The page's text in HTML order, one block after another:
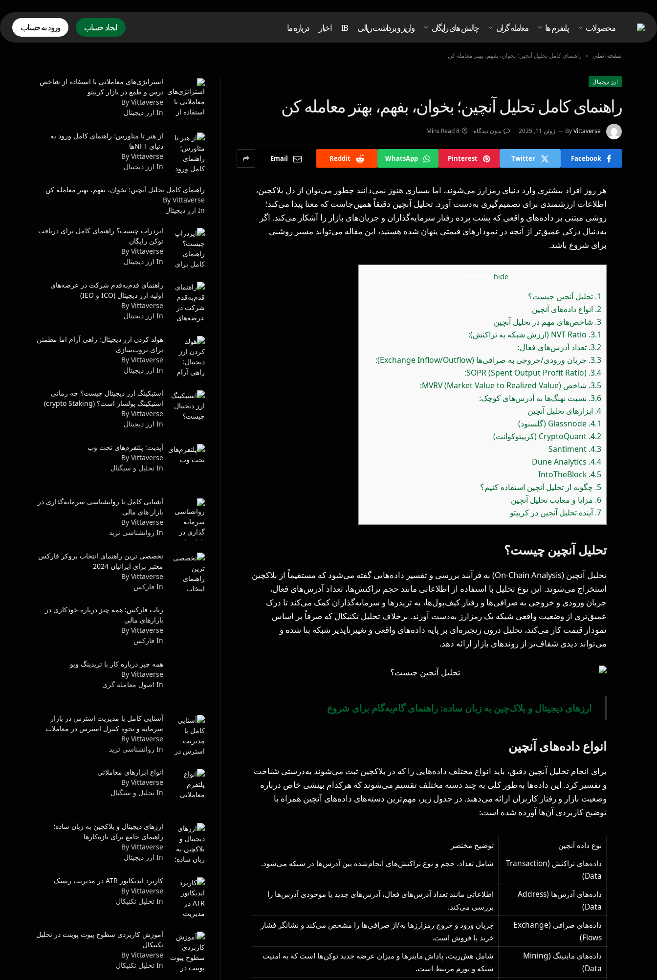
محصولات پلتفرم ها معامله گران چالش های رایگان واریز و برداشت ریالی IB اخبار درباره ما ایجاد حساب ورود به حساب
صفحه اصلی » راهنمای کامل تحلیل آنچین؛ بخوان، بفهم، بهتر معامله کن
ارز دیجیتال
راهنمای کامل تحلیل آنچین؛ بخوان، بفهم، بهتر معامله کن
ByVittaverse ژوئن 11, 2025 بدون دیدگاه 8 Mins Read
Facebook
Twitter
Pinterest
WhatsApp
Reddit
Email
هر روز افراد بیشتری وارد دنیای رمزارز می‌شوند، اما بسیاری هنوز نمی‌دانند چطور می‌توان از دل بلاکچین،
اطلاعات ارزشمندی برای تصمیم‌گیری به‌دست آورد. تحلیل آنچین دقیقاً همین‌جاست که معنا پیدا می‌کند؛
روشی مبتنی بر داده‌های واقعی که پشت پرده رفتار سرمایه‌گذاران و جریان‌های بازار را آشکار می‌کند. اگر
به‌دنبال درکی عمیق‌تر از آنچه در نمودارهای قیمتی پنهان شده هستید، این مقاله می‌تواند مسیر روشنی
برای شروع باشد.
hide]
1. تحلیل آنچین چیست؟
2. انواع داده‌های آنچین
3. شاخص‌های مهم در تحلیل آنچین
3.1.
3.2. تعداد آدرس‌های فعال:
3.3. جریان ورودی/خروجی به صرافی‌ها (Exchange Inflow/Outflow):
3.4.
3.5. شاخص MVRV (Market Value to Realized Value):
3.6. نسبت نهنگ‌ها به آدرس‌های کوچک:
4. ابزارهای تحلیل آنچین
4.1.
4.2.
4.3.
4.4.
4.5.
5. چگونه از تحلیل آنچین استفاده کنیم؟
6. مزایا و معایب تحلیل آنچین
7. آینده تحلیل آنچین در کریپتو
تحلیل آنچین چیست؟
تحلیل آنچین (On-Chain Analysis) به فرآیند بررسی و تفسیر داده‌هایی گفته می‌شود که مستقیماً از بلاکچین
استخراج می‌شوند. این نوع تحلیل با استفاده از اطلاعاتی مانند حجم تراکنش‌ها، تعداد آدرس‌های فعال،
جریان ورودی و خروجی به صرافی‌ها و رفتار کیف‌پول‌ها، به تریدرها و سرمایه‌گذاران کمک می‌کند تا درک
عمیق‌تری از وضعیت واقعی شبکه یک رمزارز به‌دست آورند. برخلاف تحلیل تکنیکال که صرفاً بر اساس
نمودار قیمت کار می‌کند، تحلیل درون زنجیره‌ای بر پایه داده‌های واقعی و تغییرناپذیر شبکه بنا شده و
می‌تواند دیدی شفاف‌تر از روندهای بازار ارائه دهد.
ارزهای دیجیتال و بلاک‌چین به زبان ساده: راهنمای گام‌به‌گام برای شروع
انواع داده‌های آنچین
برای انجام تحلیل آنچین دقیق، باید انواع مختلف داده‌هایی را که در بلاکچین ثبت می‌شوند به‌درستی شناخت
و تفسیر کرد. این داده‌ها به‌طور کلی به چند دسته مختلف تقسیم می‌شوند که هرکدام بینشی خاص درباره
وضعیت بازار و رفتار کاربران ارائه می‌دهند. در جدول زیر، مهم‌ترین دسته‌های داده‌های آنچین همراه با
توضیح کاربردی آن‌ها آورده شده است:
نوع داده آنچین
توضیح مختصر
داده‌های تراکنش (Transaction
Data)
شامل تعداد، حجم و نوع تراکنش‌های انجام‌شده بین آدرس‌ها در شبکه می‌شود.
داده‌های آدرس‌ها (Address
Data)
اطلاعاتی مانند تعداد آدرس‌های فعال، آدرس‌های جدید یا موجودی آدرس‌ها را
بررسی می‌کند.
داده‌های صرافی (Exchange
Flows)
جریان ورود و خروج رمزارزها به/از صرافی‌ها را مشخص می‌کند و نشانگر فشار
خرید یا فروش است.
داده‌های ماینینگ (Mining
Data)
شامل هش‌ریت، پاداش ماینرها و میزان عرضه جدید توکن‌ها است که به امنیت
شبکه و تورم مرتبط است.
استراتژی‌های معاملاتی با استفاده از شاخص
ترس و طمع در بازار کریپتو
By Vittaverse
In ارز دیجیتال
از هنر تا متاورس؛ راهنمای کامل ورود به
دنیای NFTها
By Vittaverse
In ارز دیجیتال
راهنمای کامل تحلیل آنچین؛ بخوان، بفهم، بهتر معامله کن
By Vittaverse
In ارز دیجیتال
ایردراپ چیست؟ راهنمای کامل برای دریافت
توکن رایگان
By Vittaverse
In ارز دیجیتال
راهنمای قدم‌به‌قدم شرکت در عرضه‌های
اولیه ارز دیجیتال (ICO و IEO)
By Vittaverse
In ارز دیجیتال
هولد کردن ارز دیجیتال: راهی آرام اما مطمئن
برای ثروت‌سازی
By Vittaverse
In ارز دیجیتال
استیکینگ ارز دیجیتال چیست؟ چه زمانی
استیکینگ پولساز است؟ (crypto Staking)
By Vittaverse
In ارز دیجیتال
آپدیت: پلتفرم‌های تحت وب
By Vittaverse
In تحلیل و سیگنال
آشنایی کامل با روانشناسی سرمایه‌گذاری در
بازار های مالی
By Vittaverse
In روانشناسى ترید
تخصصی ترین راهنمای انتخاب بروکر فارکس
معتبر برای ایرانیان 2024
By Vittaverse
In فاركس
ربات فارکس: همه چیز درباره خودکاری در
بازارهای مالی
By Vittaverse
In فاركس
همه چیز درباره کار با تریدینگ ویو
By Vittaverse
In اصول معامله گرى
آشنایی کامل با مدیریت استرس در بازار
سرمایه و نحوه کنترل استرس در معاملات
By Vittaverse
In روانشناسى ترید
انواع ابزارهای معاملاتی
By Vittaverse
In تحلیل و سیگنال
ارزهای دیجیتال و بلاکچین به زبان ساده؛
راهنمای جامع برای تازه‌کارها
By Vittaverse
In ارز دیجیتال
کاربرد اندیکاتور ATR در مدیریت ریسک
By Vittaverse
In تحليل تكنيكال
آموزش کاربردی سطوح پیوت پوینت در تحلیل
تکنیکال
By Vittaverse
In تحليل تكنيكال